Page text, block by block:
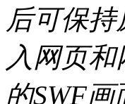
后可保
入网页
的SWF